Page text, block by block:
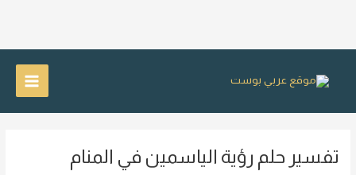
Main
تفسير حلم رؤية الياسمين في المنام